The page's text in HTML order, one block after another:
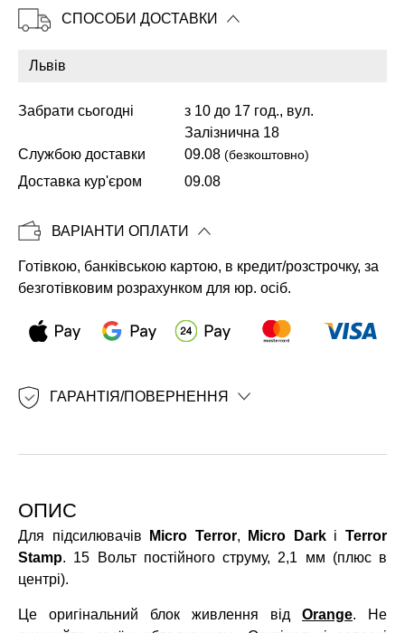
Копіювати
СПОСОБИ ДОСТАВКИ
Забрати сьогодні
з 10 до 17 год., вул.
Залізнична 18
Службою доставки
09.08 (безкоштовно)
Доставка кур'єром 09.08
ВАРІАНТИ ОПЛАТИ
Готівкою, банківською картою, в кредит/розстрочку, за
безготівковим розрахунком для юр. осіб.
ГАРАНТІЯ/ПОВЕРНЕННЯ
ОПИС
Для підсилювачів Micro Terror, Micro DarkіTerror
Stamp. 15 Вольт постійного струму, 2,1 мм (плюс в
центрі).
Це оригінальний блок живлення від Orange. Не